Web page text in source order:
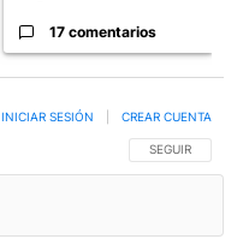
17 comentarios
SIGA ESTA
SEGUIR
INICIAR SESIÓN CREAR CUENTA